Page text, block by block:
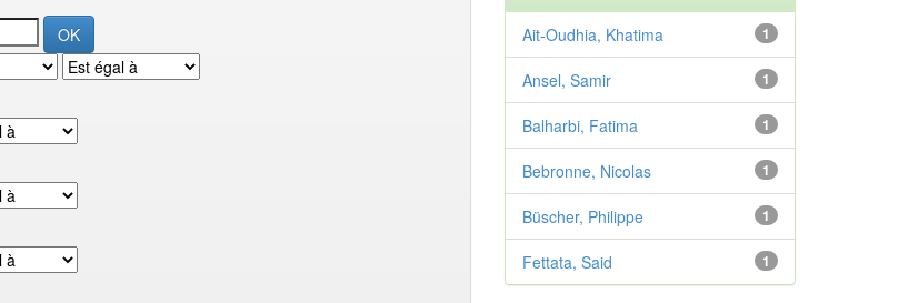
1
Ait-Oudhia, Khatima
1
Ansel, Samir
1
Balharbi, Fatima
1
Bebronne, Nicolas
1
Büscher, Philippe
1
Fettata, Said